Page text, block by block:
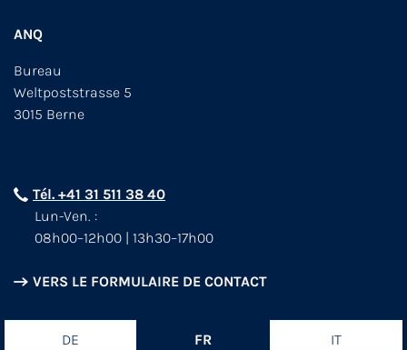
ANQ
Bureau
Weltpoststrasse 5
3015 Berne
Tél. +41 31 511 38 40
Lun-Ven. :
08h00–12h00 | 13h30–17h00
VERS LE FORMULAIRE DE CONTACT
DE FR IT